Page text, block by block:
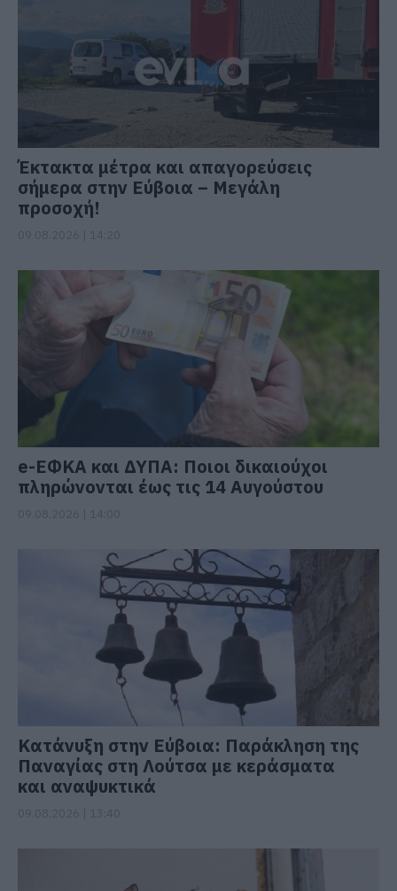
Έκτακτα μέτρα και απαγορεύσεις
σήμερα στην Εύβοια – Μεγάλη
προσοχή!
e-ΕΦΚΑ και ΔΥΠΑ: Ποιοι δικαιούχοι
πληρώνονται έως τις 14 Αυγούστου
Κατάνυξη στην Εύβοια: Παράκληση της
Παναγίας στη Λούτσα με κεράσματα
και αναψυκτικά